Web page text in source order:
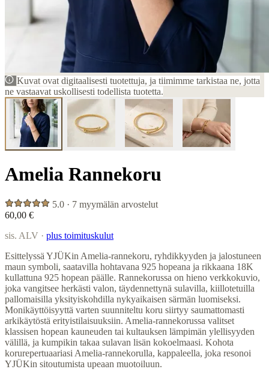
Kuvat ovat digitaalisesti tuotettuja, ja tiimimme tarkistaa ne, jotta
ne vastaavat uskollisesti todellista tuotetta.
Amelia Rannekoru
5.0 · 7 myymälän arvostelut
60,00 €
sis. ALV · plus toimituskulut
Esittelyssä YJÜKin Amelia-rannekoru, ryhdikkyyden ja jalostuneen
maun symboli, saatavilla hohtavana 925 hopeana ja rikkaana 18K
kullattuna 925 hopean päälle. Rannekorussa on hieno verkkokuvio,
joka vangitsee herkästi valon, täydennettynä sulavilla, kiillotetuilla
pallomaisilla yksityiskohdilla nykyaikaisen särmän luomiseksi.
Monikäyttöisyyttä varten suunniteltu koru siirtyy saumattomasti
arkikäytöstä erityistilaisuuksiin. Amelia-rannekorussa valitset
klassisen hopean kauneuden tai kultauksen lämpimän ylellisyyden
välillä, ja kumpikin takaa sulavan lisän kokoelmaasi. Kohota
korurepertuaariasi Amelia-rannekorulla, kappaleella, joka resonoi
YJÜKin sitoutumista upeaan muotoiluun.